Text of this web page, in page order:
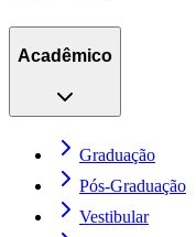
Acadêmico
Graduação
Pós-Graduação
Vestibular